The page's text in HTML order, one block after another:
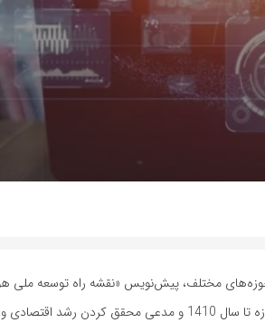
مختلف، پیش‌نویس «نقشه راه توسعه ملی
است. پیش‌نویسی که چشم‌انداز آن، قرار گرفتن ایران در میان 10 کشور برتر جهان این حوزه